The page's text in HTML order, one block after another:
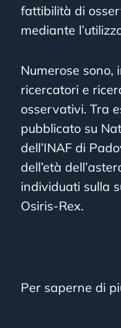
fattibilità di
mediante
Numerose sono,
ricercatori e
osservativi. Tra
pubblicato su
dell’INAF di
dell’età
individuati sulla
Osiris-Rex.
Per saperne di